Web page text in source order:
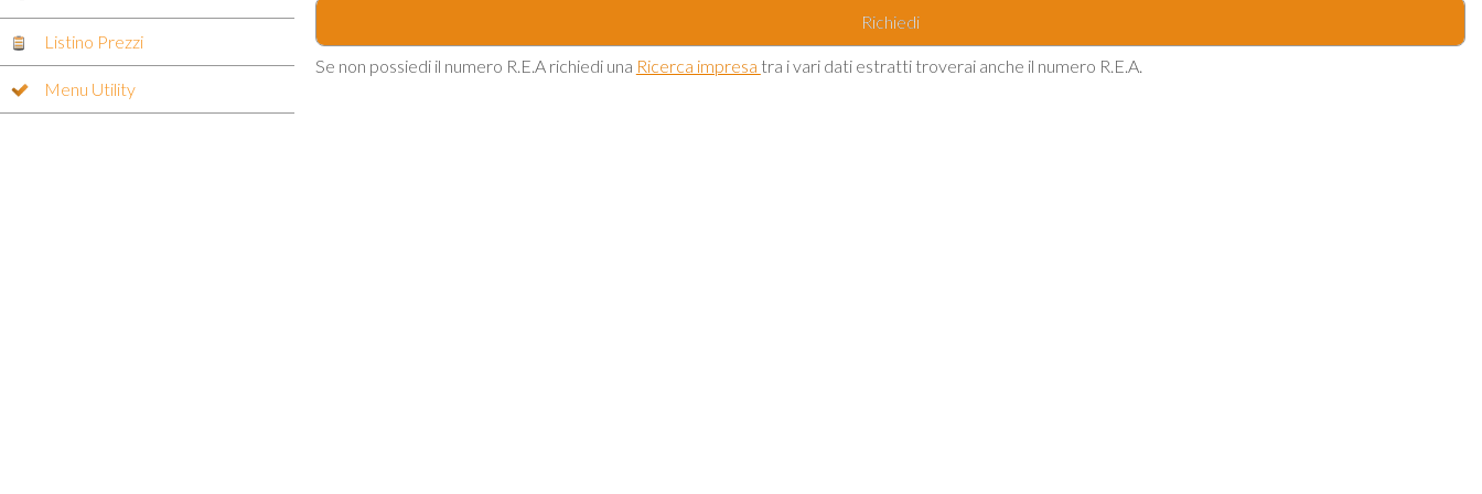
Richiedi
Se non possiedi il numero R.E.A richiedi una Ricerca impresa tra i vari dati estratti troverai anche il numero R.E.A.
Listino Prezzi
Menu Utility